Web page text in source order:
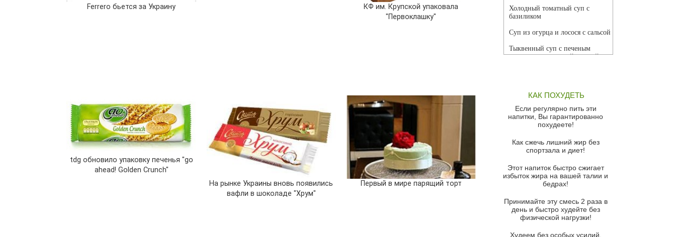
Ferrero бьется за Украину
КФ им. Крупской упаковала
"Первоклашку"
tdg обновило упаковку печенья "go
ahead! Golden Crunch"
На рынке Украины вновь появились
вафли в шоколаде "Хрум"
Первый в мире парящий торт
Холодный томатный суп с
базиликом
Суп из огурца и лосося с сальсой
Тыквенный суп с печеным
чесноком и томатной сальсой
красного перца
Парижский луковый суп
Суп из спаржи и горошка с
Суп-крем из цветной капусты
Французский луковый суп
Суп из баклажанов с моцареллой
Грибной крем-суп с кростини с
козьим сыром
Суп мисо с зеленым луком и
КАК ПОХУДЕТЬ
Если регулярно пить эти
напитки, Вы гарантированно
похудеете!
Как сжечь лишний жир без
спортзала и диет!
Этот напиток быстро сжигает
избыток жира на вашей талии и
бедрах!
Принимайте эту смесь 2 раза в
день и быстро худейте без
физической нагрузки!
Худеем без особых усилий,